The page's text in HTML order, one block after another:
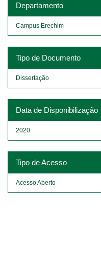
Departamento
Campus Erechim
Tipo de Documento
Dissertação
Data de Disponibilização
2020
Tipo de Acesso
Acesso Aberto